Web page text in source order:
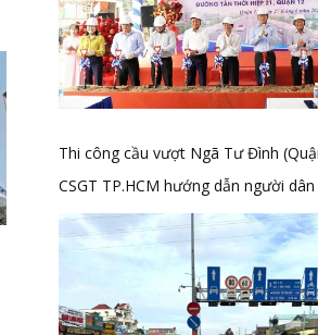
Thi công cầu vượt Ngã Tư Đình
CSGT TP.HCM hướng dẫn người
trình mới